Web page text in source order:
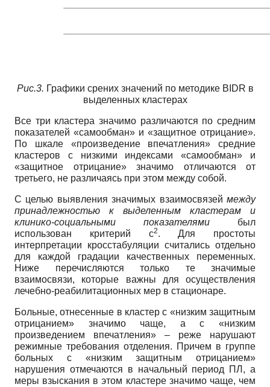
Рис.3. Графики срених значений по методике BIDR в
выделенных кластерах
Все три кластера значимо различаются по средним
показателей «самообман» и «защитное отрицание».
По шкале «произведение впечатления» средние
кластеров с низкими индексами «самообман» и
«защитное отрицание» значимо отличаются от
третьего, не различаясь при этом между собой.
С целью выявления значимых взаимосвязей между
принадлежностью к выделенным кластерам и
клинико-социальными показателями был
использован критерий c2. Для простоты
интерпретации кросстабуляции считались отдельно
для каждой градации качественных переменных.
Ниже перечисляются только те значимые
взаимосвязи, которые важны для осуществления
лечебно-реабилитационных мер в стационаре.
Больные, отнесенные в кластер с «низким защитным
отрицанием» значимо чаще, а с «низким
произведением впечатления» – реже нарушают
режимные требования отделения. Причем в группе
больных с «низким защитным отрицанием»
нарушения отмечаются в начальный период ПЛ, а
меры взыскания в этом кластере значимо чаще, чем